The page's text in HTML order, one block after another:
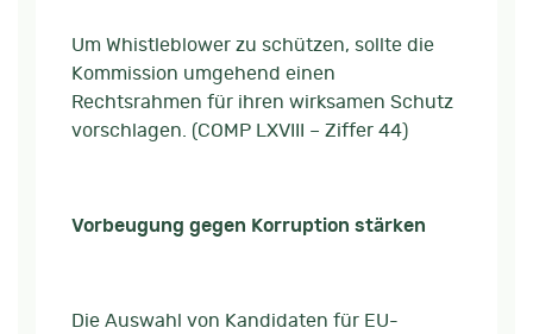
Um Whistleblower zu schützen, sollte die
Kommission umgehend einen
Rechtsrahmen für ihren wirksamen Schutz
vorschlagen. (COMP LXVIII – Ziffer 44)
Vorbeugung gegen Korruption stärken
Die Auswahl von Kandidaten für EU-